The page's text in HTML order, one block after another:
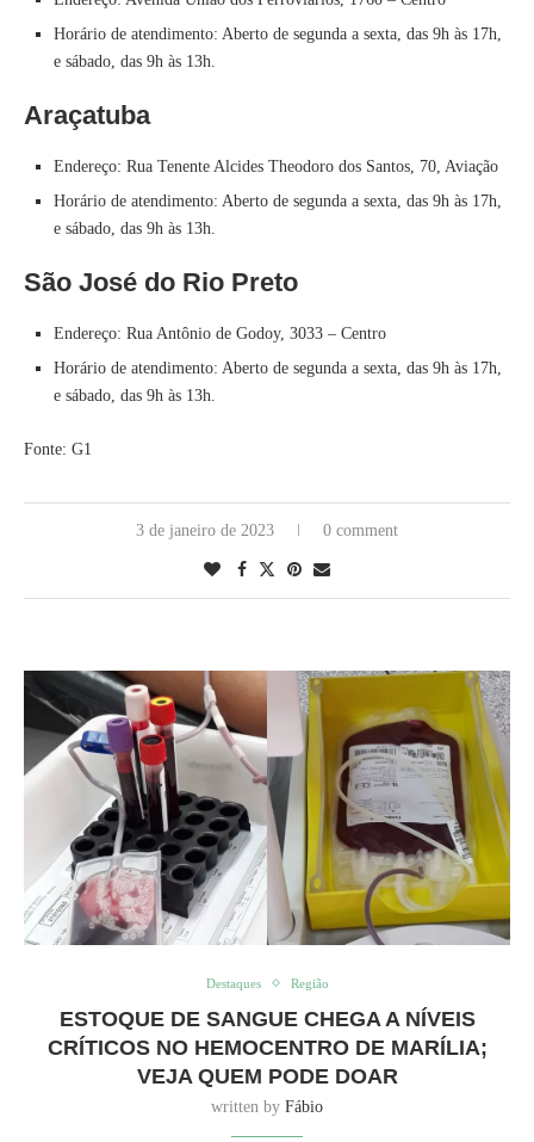
Horário de atendimento: Aberto de segunda a sexta, das 9h às 17h,
e sábado, das 9h às 13h.
Araçatuba
Endereço: Rua Tenente Alcides Theodoro dos Santos, 70, Aviação
Horário de atendimento: Aberto de segunda a sexta, das 9h às 17h,
e sábado, das 9h às 13h.
São José do Rio Preto
Endereço: Rua Antônio de Godoy, 3033 – Centro
Horário de atendimento: Aberto de segunda a sexta, das 9h às 17h,
e sábado, das 9h às 13h.
Fonte: G1
3 de janeiro de 2023 0 comment
Destaques Região
ESTOQUE DE SANGUE CHEGA A NÍVEIS
CRÍTICOS NO HEMOCENTRO DE MARÍLIA;
VEJA QUEM PODE DOAR
written by Fábio